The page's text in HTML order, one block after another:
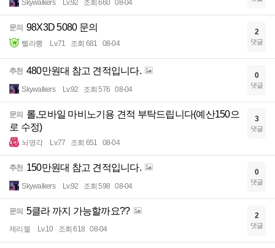
Skywalkers Lv.92 조회 660 08-04
문의 98X3D 5080 문의
삘라뽕 Lv.71 조회 681 08-04
2
댓글
추천 480만원대 참고 견적입니다.
Skywalkers Lv.92 조회 576 08-04
0
댓글
문의
롤,모바일 마비노기용 견적 부탁드립니다(예산150으
로 수정)
뇌명각 Lv.77 조회 651 08-04
3
댓글
추천 150만원대 참고 견적입니다.
Skywalkers Lv.92 조회 598 08-04
0
댓글
문의 5클라 까지 가능할까요??
제리젤 Lv.10 조회 618 08-04
2
댓글